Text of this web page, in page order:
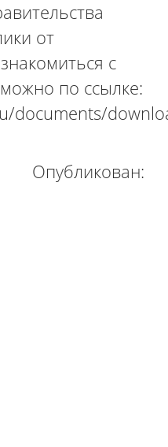
от
с
по ссылке:
documents/
Опубликован: